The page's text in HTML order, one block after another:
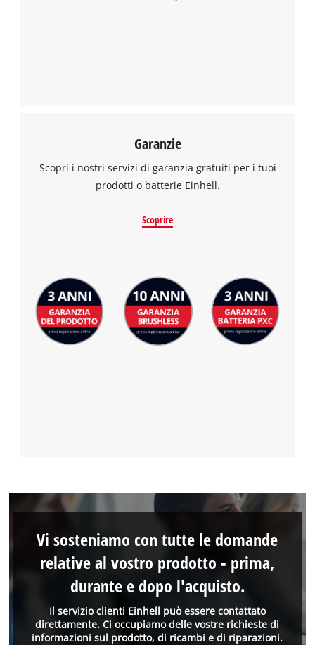
Garanzie
Scopri i nostri servizi di garanzia gratuiti per i tuoi
prodotti o batterie Einhell.
Scoprire
Il servizio clienti Einhell può essere contattato
direttamente. Ci occupiamo delle vostre richieste di
informazioni sul prodotto, di ricambi e di riparazioni.
Vi sosteniamo con tutte le domande
relative al vostro prodotto - prima,
durante e dopo l'acquisto.